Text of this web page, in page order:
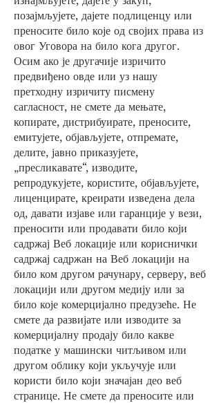
позајмљујете, дајете подлиценцу или
преносите било које од својих права из
овог Уговора на било кога другог.
Осим ако је другачије изричито
предвиђено овде или уз нашу
претходну изричиту писмену
сагласност, не смете да мењате,
копирате, дистрибуирате, преносите,
емитујете, објављујете, отпремате,
делите, јавно приказујете,
„пресликавате“, изводите,
репродукујете, користите, објављујете,
лиценцирате, креирати изведена дела
од, давати изјаве или гаранције у вези,
преносити или продавати било који
садржај Веб локације или кориснички
садржај садржан на Веб локацији на
било ком другом рачунару, серверу, веб
локацији или другом медију или за
било које комерцијално предузеће. Не
смете да развијате или изводите за
комерцијалну продају било какве
податке у машински читљивом или
другом облику који укључује или
користи било који значајан део веб
странице. Не смете да преносите или